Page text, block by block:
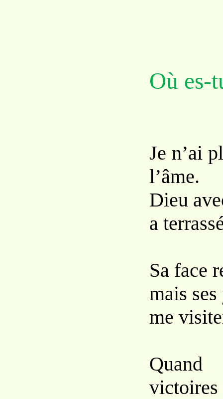
Où es-
Je n’ai
l’âme.
Dieu
a
Sa face
mais
me
victoires